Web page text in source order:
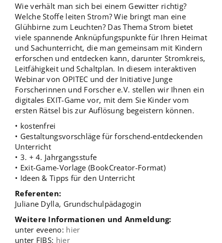
Wie verhält man sich bei einem Gewitter richtig?
Welche Stoffe leiten Strom? Wie bringt man eine
Glühbirne zum Leuchten? Das Thema Strom bietet
viele spannende Anknüpfungspunkte für Ihren Heimat
und Sachunterricht, die man gemeinsam mit Kindern
erforschen und entdecken kann, darunter Stromkreis,
Leitfähigkeit und Schaltplan. In diesem interaktiven
Webinar von OPITEC und der Initiative Junge
Forscherinnen und Forscher e.V. stellen wir Ihnen ein
digitales EXIT-Game vor, mit dem Sie Kinder vom
ersten Rätsel bis zur Auflösung begeistern können.
• kostenfrei
• Gestaltungsvorschläge für forschend-entdeckenden
Unterricht
• 3. + 4. Jahrgangsstufe
• Exit-Game-Vorlage (BookCreator-Format)
• Ideen & Tipps für den Unterricht
Referenten:
Juliane Dylla, Grundschulpädagogin
Weitere Informationen und Anmeldung:
unter eveeno: hier
unter FIBS: hier